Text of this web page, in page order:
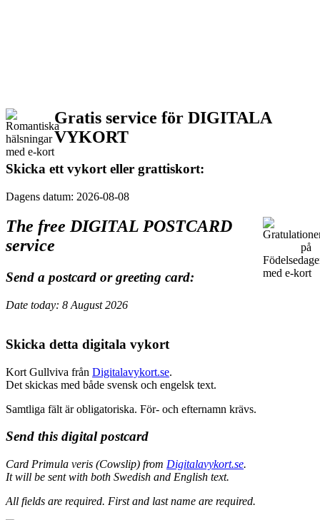
Gratis service för DIGITALA
VYKORT
Skicka ett vykort eller grattiskort:
Dagens datum: 2026-08-08
The free DIGITAL POSTCARD
service
Send a postcard or greeting card:
Date today: 8 August 2026
Skicka detta digitala vykort
Kort Gullviva från Digitalavykort.se.
Det skickas med både svensk och engelsk text.
Samtliga fält är obligatoriska. För- och efternamn krävs.
Send this digital postcard
Card Primula veris (Cowslip) from Digitalavykort.se.
It will be sent with both Swedish and English text.
All fields are required. First and last name are required.